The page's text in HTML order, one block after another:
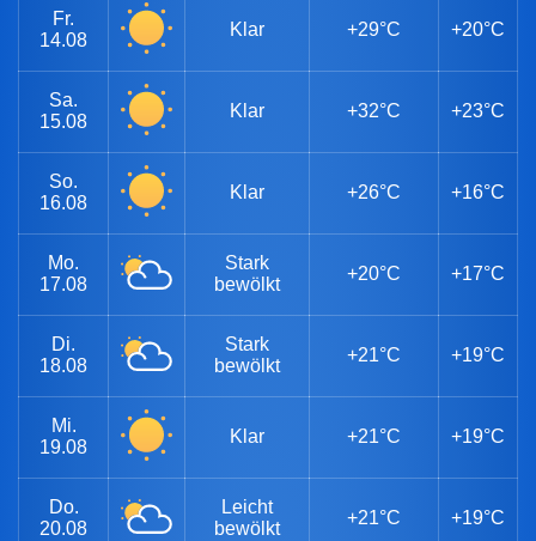
Fr.
14.08
Klar +29°C +20°C
Sa.
15.08
Klar +32°C +23°C
So.
16.08
Klar +26°C +16°C
Mo.
17.08
Stark
bewölkt
+20°C +17°C
Di.
18.08
Stark
bewölkt
+21°C +19°C
Mi.
19.08
Klar +21°C +19°C
Do.
20.08
Leicht
bewölkt
+21°C +19°C